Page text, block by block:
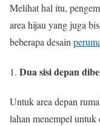
Melihat hal itu,
area hijau yang juga
beberapa desain
Dua sisi depan
Untuk area depan
lahan menempel